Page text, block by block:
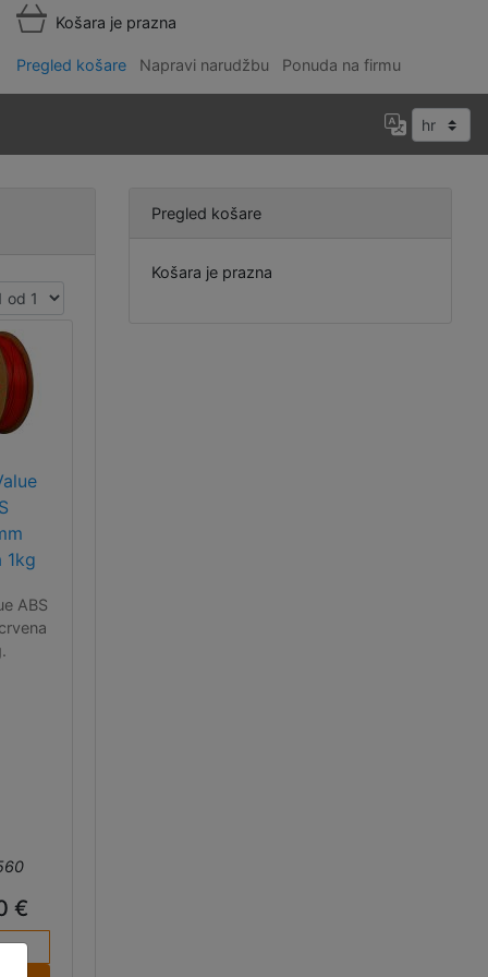
Košara je prazna
Pregled košare Napravi narudžbu Ponuda na firmu
1kg
ABS
€
Pregled košare
Košara je prazna